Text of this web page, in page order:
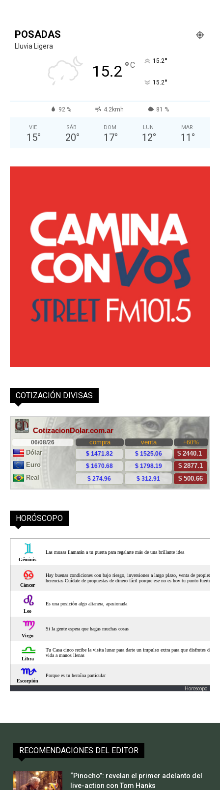
POSADAS
Lluvia Ligera
15.2 °C 15.2°
15.2°
92 % 4.2kmh 81 %
VIE
15°
SÁB
20°
DOM
17°
LUN
12°
MAR
11 °
COTIZACIÓN DIVISAS
HORÓSCOPO
Horoscopo
RECOMENDACIONES DEL EDITOR
“Pinocho”: revelan el primer adelanto del
live-action con Tom Hanks